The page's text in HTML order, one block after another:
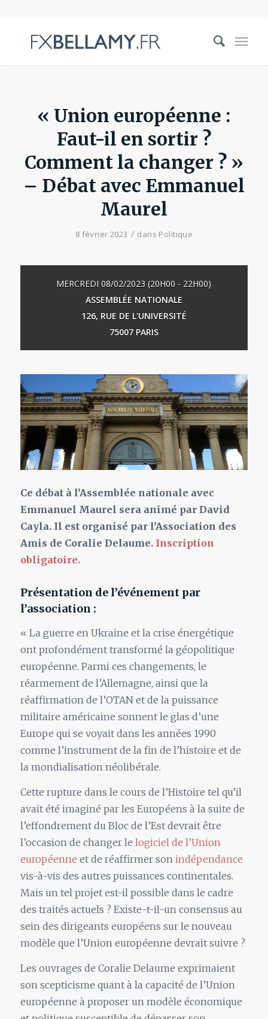
« Union européenne :
Faut-il en sortir ?
Comment la changer ? »
– Débat avec Emmanuel
Maurel
8 février 2023 / dans Politique
MERCREDI 08/02/2023 (20H00 - 22H00)
ASSEMBLÉE NATIONALE
126, RUE DE L'UNIVERSITÉ
75007 PARIS
Ce débat à l’Assemblée nationale avec
Emmanuel Maurel sera animé par David
Cayla. Il est organisé par l’Association des
Amis de Coralie Delaume. Inscription
obligatoire.
Présentation de l’événement par
l’association :
« La guerre en Ukraine et la crise énergétique
ont profondément transformé la géopolitique
européenne. Parmi ces changements, le
réarmement de l’Allemagne, ainsi que la
réaffirmation de l’OTAN et de la puissance
militaire américaine sonnent le glas d’une
Europe qui se voyait dans les années 1990
comme l’instrument de la fin de l’histoire et de
la mondialisation néolibérale.
Cette rupture dans le cours de l’Histoire tel qu’il
avait été imaginé par les Européens à la suite de
l’effondrement du Bloc de l’Est devrait être
l’occasion de changer le logiciel de l’Union
européenne et de réaffirmer son indépendance
vis-à-vis des autres puissances continentales.
Mais un tel projet est-il possible dans le cadre
des traités actuels ? Existe-t-il-un consensus au
sein des dirigeants européens sur le nouveau
modèle que l’Union européenne devrait suivre ?
Les ouvrages de Coralie Delaume exprimaient
son scepticisme quant à la capacité de l’Union
européenne à proposer un modèle économique